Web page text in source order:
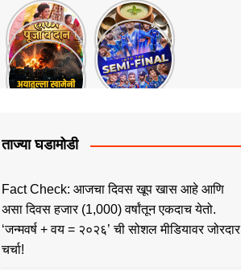
ताज्या घडामोडी
Fact Check: आजचा दिवस खूप खास आहे आणि
असा दिवस हजार (1,000) वर्षांतून एकदाच येतो.
‘जन्मवर्ष + वय = २०२६’ ची सोशल मीडियावर जोरदार
चर्चा!